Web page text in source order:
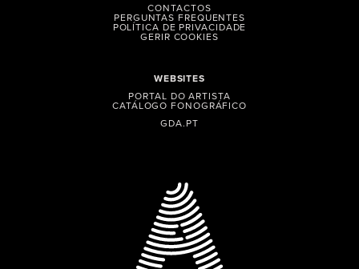
WEBSITES
PORTAL DO ARTISTA
CATÁLOGO FONOGRÁFICO
GDA.PT
CONTACTOS
PERGUNTAS FREQUENTES
POLÍTICA DE PRIVACIDADE
GERIR COOKIES